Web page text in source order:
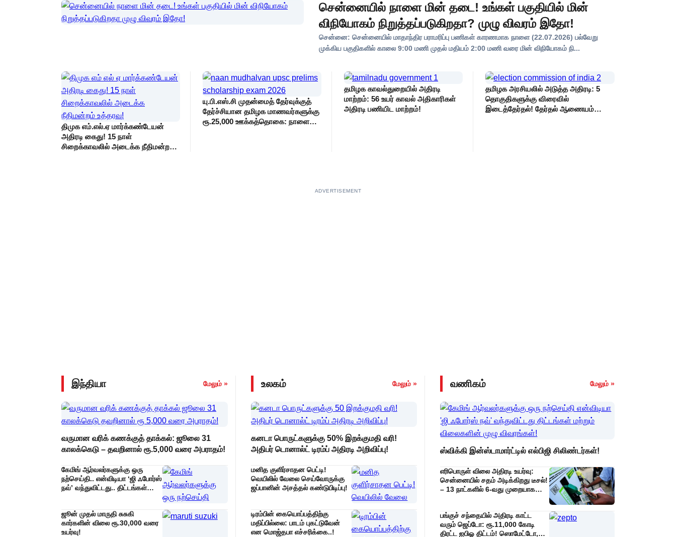
சென்னையில் நாளை மின் தடை! உங்கள் பகுதியில் மின்
விநியோகம் நிறுத்தப்படுகிறதா? முழு விவரம் இதோ!
சென்னை: சென்னையில் மாதாந்திர பராமரிப்பு பணிகள் காரணமாக நாளை (22.07.2026) பல்வேறு
முக்கிய பகுதிகளில் காலை 9:00 மணி முதல் மதியம் 2:00 மணி வரை மின் விநியோகம் நி...
திமுக எம்.எல்.ஏ மார்க்கண்டேயன்
அதிரடி கைது! 15 நாள்
சிறைக்காவலில் அடைக்க நீதிமன்றம்
யு.பி.எஸ்.சி முதன்மைத் தேர்வுக்குத்
தேர்ச்சியான தமிழக மாணவர்களுக்கு
ரூ.25,000 ஊக்கத்தொகை: நாளை
தமிழக காவல்துறையில் அதிரடி
மாற்றம்: 56 உயர் காவல் அதிகாரிகள்
அதிரடி பணியிட மாற்றம்!
தமிழக அரசியலில் அடுத்த அதிரடி: 5
தொகுதிகளுக்கு விரைவில்
இடைத்தேர்தல்! தேர்தல் ஆணையம்
இந்தியா மேலும் »
வருமான வரிக் கணக்குத் தாக்கல்: ஜூலை 31
காலக்கெடு – தவறினால் ரூ.5,000 வரை அபராதம்!
கேமிங் ஆர்வலர்களுக்கு ஒரு
நற்செய்தி.. என்விடியா ‘ஜி ஃபோர்ஸ்
நவ்’ வந்துவிட்டது.. திட்டங்கள்
ஜூன் முதல் மாருதி சுசுகி
கார்களின் விலை ரூ.30,000 வரை
உயர்வு!
உலகம் மேலும் »
கனடா பொருட்களுக்கு 50% இறக்குமதி வரி!
அதிபர் டொனால்ட் டிரம்ப் அதிரடி அறிவிப்பு!
மனித குளிர்சாதன பெட்டி!
வெயிலில் வேலை செய்வோருக்கு
ஜப்பானின் அசத்தல் கண்டுபிடிப்பு!
டிரம்பின் கையொப்பத்திற்கு
மதிப்பில்லை: பாடம் புகட்டுவேன்
என மொஜ்தபா எச்சரிக்கை..!
வணிகம் மேலும் »
ஸ்விக்கி இன்ஸ்டாமார்ட்டில் எல்பிஜி சிலிண்டர்கள்!
எரிபொருள் விலை அதிரடி உயர்வு:
சென்னையில் சதம் அடிக்கிறது டீசல்!
– 13 நாட்களில் 6-வது முறையாக
பங்குச் சந்தையில் அதிரடி காட்ட
வரும் ஜெப்டோ: ரூ.11,000 கோடி
திரட்ட ஐபிஓ திட்டம்! ஸொமேட்டோ,